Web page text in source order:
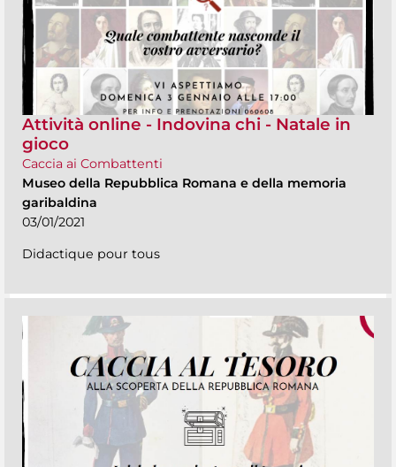
Attività online - Indovina chi - Natale in
gioco
Caccia ai Combattenti
Museo della Repubblica Romana e della memoria
garibaldina
03/01/2021
Didactique pour tous